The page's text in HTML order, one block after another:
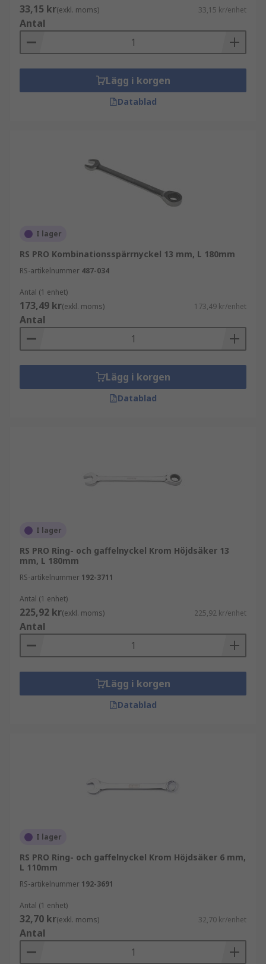
33,15 kr(exkl. moms) 33,15 kr/enhet
Antal
Lägg i korgen
Datablad
I lager
RS PRO Kombinationsspärrnyckel 13 mm, L 180mm
RS-artikelnummer 487-034
Antal (1 enhet)
173,49 kr(exkl. moms) 173,49 kr/enhet
Antal
Lägg i korgen
Datablad
I lager
RS PRO Ring- och gaffelnyckel Krom Höjdsäker 13
mm, L 180mm
RS-artikelnummer 192-3711
Antal (1 enhet)
225,92 kr(exkl. moms) 225,92 kr/enhet
Antal
Lägg i korgen
Datablad
I lager
RS PRO Ring- och gaffelnyckel Krom Höjdsäker 6 mm,
L 110mm
RS-artikelnummer 192-3691
Antal (1 enhet)
32,70 kr(exkl. moms) 32,70 kr/enhet
Antal